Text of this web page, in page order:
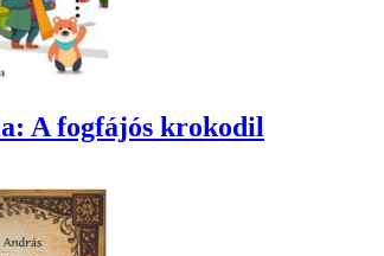
A fogfájós krokodil